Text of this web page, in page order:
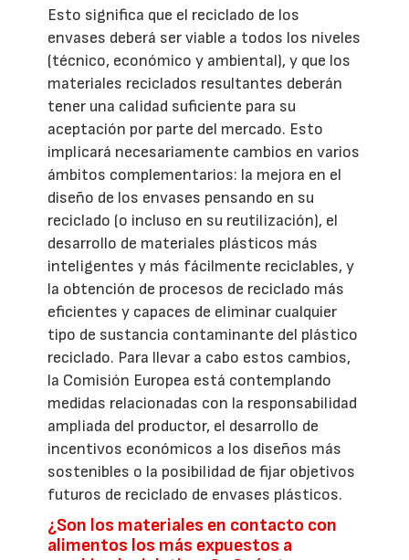
Esto significa que el reciclado de los
envases deberá ser viable a todos los niveles
(técnico, económico y ambiental), y que los
materiales reciclados resultantes deberán
tener una calidad suficiente para su
aceptación por parte del mercado. Esto
implicará necesariamente cambios en varios
ámbitos complementarios: la mejora en el
diseño de los envases pensando en su
reciclado (o incluso en su reutilización), el
desarrollo de materiales plásticos más
inteligentes y más fácilmente reciclables, y
la obtención de procesos de reciclado más
eficientes y capaces de eliminar cualquier
tipo de sustancia contaminante del plástico
reciclado. Para llevar a cabo estos cambios,
la Comisión Europea está contemplando
medidas relacionadas con la responsabilidad
ampliada del productor, el desarrollo de
incentivos económicos a los diseños más
sostenibles o la posibilidad de fijar objetivos
futuros de reciclado de envases plásticos.
¿Son los materiales en contacto con
alimentos los más expuestos a